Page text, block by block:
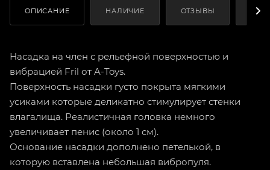
ОПИСАНИЕ НАЛИЧИЕ ОТЗЫВЫ
Насадка на член с рельефной поверхностью и
вибрацией Fril от A-Toys.
Поверхность насадки густо покрыта мягкими
усиками которые деликатно стимулирует стенки
влагалища. Реалистичная головка немного
увеличивает пенис (около 1 см).
Основание насадки дополнено петелькой, в
которую вставлена небольшая вибропуля.